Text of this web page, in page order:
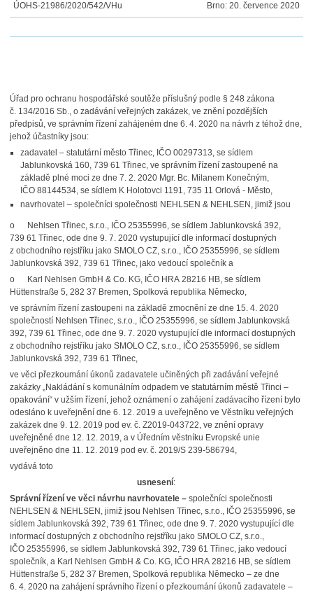
ÚOHS-21986/2020/542/VHu
Brno: 20. července 2020
Úřad pro ochranu hospodářské soutěže příslušný podle § 248 zákona
č. 134/2016 Sb., o zadávání veřejných zakázek, ve znění pozdějších
předpisů, ve správním řízení zahájeném dne 6. 4. 2020 na návrh z téhož dne,
jehož účastníky jsou:
zadavatel – statutární město Třinec, IČO 00297313, se sídlem
Jablunkovská 160, 739 61 Třinec, ve správním řízení zastoupené na
základě plné moci ze dne 7. 2. 2020 Mgr. Bc. Milanem Konečným,
IČO 88144534, se sídlem K Holotovci 1191, 735 11 Orlová - Město,
navrhovatel – společníci společnosti NEHLSEN & NEHLSEN, jimiž jsou
o
Nehlsen Třinec, s.r.o., IČO 25355996, se sídlem Jablunkovská 392,
739 61 Třinec, ode dne 9. 7. 2020 vystupující dle informací dostupných
z obchodního rejstříku jako SMOLO CZ, s.r.o., IČO 25355996, se sídlem
Jablunkovská 392, 739 61 Třinec, jako vedoucí společník a
o
Karl Nehlsen GmbH & Co. KG, IČO HRA 28216 HB, se sídlem
Hüttenstraße 5, 282 37 Bremen, Spolková republika Německo,
ve správním řízení zastoupeni na základě zmocnění ze dne 15. 4. 2020
společností Nehlsen Třinec, s.r.o., IČO 25355996, se sídlem Jablunkovská
392, 739 61 Třinec, ode dne 9. 7. 2020 vystupující dle informací dostupných
z obchodního rejstříku jako SMOLO CZ, s.r.o., IČO 25355996, se sídlem
Jablunkovská 392, 739 61 Třinec,
ve věci přezkoumání úkonů zadavatele učiněných při zadávání veřejné
zakázky „Nakládání s komunálním odpadem ve statutárním městě Třinci –
opakování“ v užším řízení, jehož oznámení o zahájení zadávacího řízení bylo
odesláno k uveřejnění dne 6. 12. 2019 a uveřejněno ve Věstníku veřejných
zakázek dne 9. 12. 2019 pod ev. č. Z2019-043722, ve znění opravy
uveřejněné dne 12. 12. 2019, a v Úředním věstníku Evropské unie
uveřejněno dne 11. 12. 2019 pod ev. č. 2019/S 239-586794,
vydává toto
usnesení:
Správní řízení ve věci návrhu navrhovatele – společníci společnosti
NEHLSEN & NEHLSEN, jimiž jsou Nehlsen Třinec, s.r.o., IČO 25355996, se
sídlem Jablunkovská 392, 739 61 Třinec, ode dne 9. 7. 2020 vystupující dle
informací dostupných z obchodního rejstříku jako SMOLO CZ, s.r.o.,
IČO 25355996, se sídlem Jablunkovská 392, 739 61 Třinec, jako vedoucí
společník, a Karl Nehlsen GmbH & Co. KG, IČO HRA 28216 HB, se sídlem
Hüttenstraße 5, 282 37 Bremen, Spolková republika Německo – ze dne
6. 4. 2020 na zahájení správního řízení o přezkoumání úkonů zadavatele –